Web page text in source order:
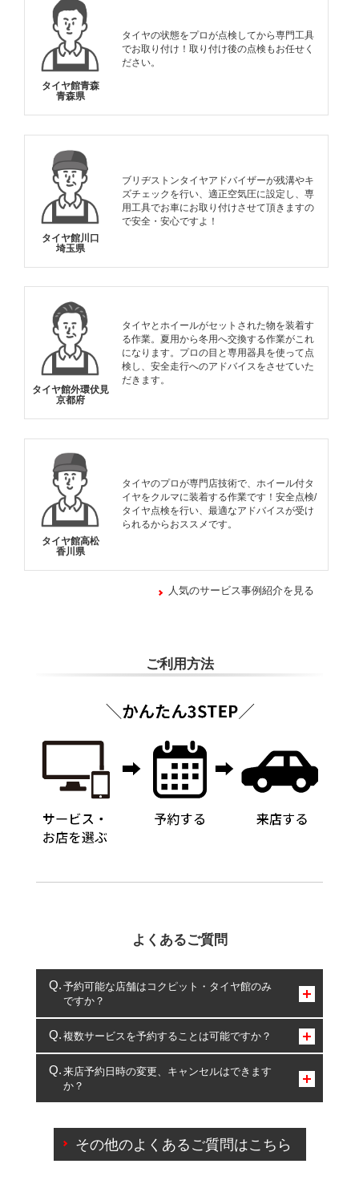
タイヤ館青森
青森県
タイヤの状態をプロが点検してから専門工具
でお取り付け！取り付け後の点検もお任せく
ださい。
タイヤ館川口
埼玉県
ブリヂストンタイヤアドバイザーが残溝やキ
ズチェックを行い、適正空気圧に設定し、専
用工具でお車にお取り付けさせて頂きますの
で安全・安心ですよ！
タイヤ館外環伏見
京都府
タイヤとホイールがセットされた物を装着す
る作業。夏用から冬用へ交換する作業がこれ
になります。プロの目と専用器具を使って点
検し、安全走行へのアドバイスをさせていた
だきます。
タイヤ館高松
香川県
タイヤのプロが専門店技術で、ホイール付タ
イヤをクルマに装着する作業です！安全点検/
タイヤ点検を行い、最適なアドバイスが受け
られるからおススメです。
人気のサービス事例紹介を見る
ご利用方法
よくあるご質問
予約可能な店舗はコクピット・タイヤ館のみ
ですか？
コクピット・タイヤ館のみとなります。
複数サービスを予約することは可能ですか？
複数サービスのご予約は可能です。
一部の商品・サービスの組み合わせに限り、同時にご予約が
出来ないものもございます。
来店予約日時の変更、キャンセルはできます
か？
ご来店予約日の3営業日前を過ぎている場合のご予約
の日時変更につきましては、直接ご予約の店舗まで
その他のよくあるご質問はこちら